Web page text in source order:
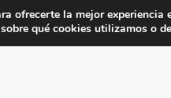
ofrecerte la mejor experiencia
sobre qué cookies utilizamos o